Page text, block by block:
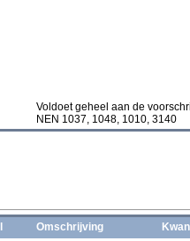
Voldoet geheel aan de
NEN 1037, 1048, 1010, 3140
Omschrijving